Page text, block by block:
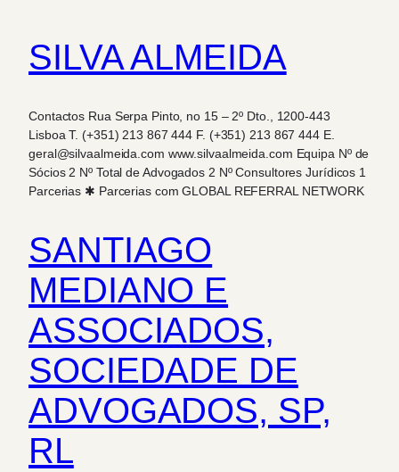
SILVA ALMEIDA
Contactos Rua Serpa Pinto, no 15 – 2º Dto., 1200-443
Lisboa T. (+351) 213 867 444 F. (+351) 213 867 444 E.
geral@silvaalmeida.com www.silvaalmeida.com Equipa Nº de
Sócios 2 Nº Total de Advogados 2 Nº Consultores Jurídicos 1
Parcerias ✱ Parcerias com GLOBAL REFERRAL NETWORK
SANTIAGO
MEDIANO E
ASSOCIADOS,
SOCIEDADE DE
ADVOGADOS, SP,
RL